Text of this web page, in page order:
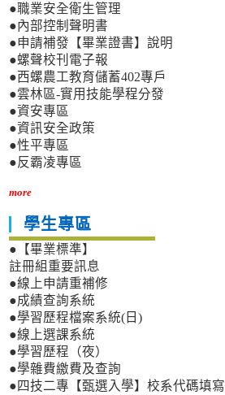
●職業安全衛生管理
●內部控制聲明書
●申請補發【畢業證書】說明
●螺聲校刊電子報
●西螺農工教育儲蓄402專戶
●雲林區-實用技能學程分發
●資安專區
●資訊安全政策
●性平專區
●反霸凌專區
more
學生專區
●【畢業標準】
註冊組重要訊息
●線上申請重補修
●成績查詢系統
●學習歷程檔案系統(日)
●線上選課系統
●學習歷程（夜）
●學雜費繳費及查詢
●四技二專【甄選入學】校系代碼填寫